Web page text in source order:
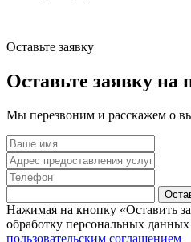
Оставьте заявку
Оставьте заявку на
Мы перезвоним и расскажем о
Нажимая на кнопку «Оставить
обработку персональных данных
пользовательским соглашением